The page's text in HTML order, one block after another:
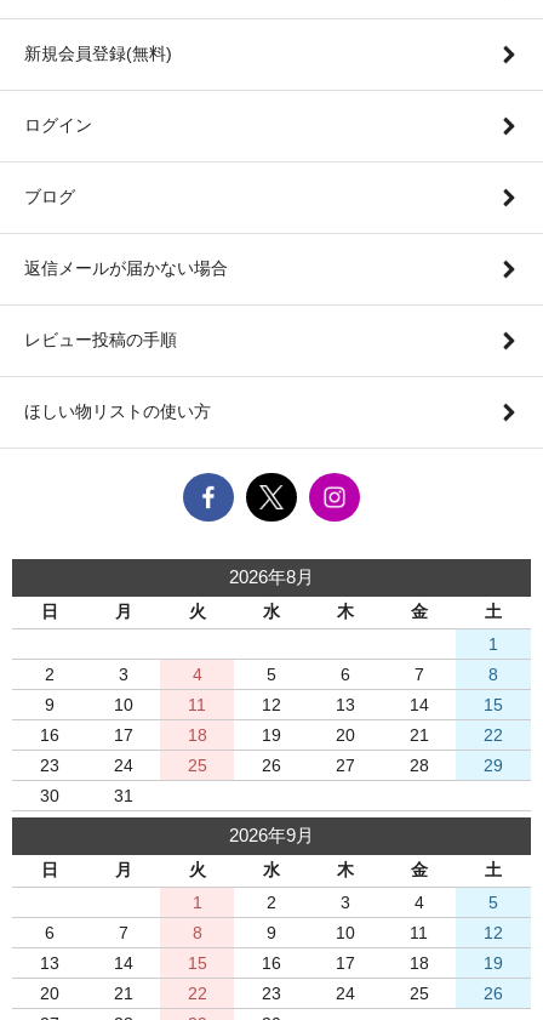
新規会員登録(無料)
ログイン
ブログ
返信メールが届かない場合
レビュー投稿の手順
ほしい物リストの使い方
2026年8月
日 月 火 水 木 金
土
1
2
3 4 5 6 7
8
9
10 11 12 13 14
15
16
17 18 19 20 21
22
23
24 25 26 27 28
29
30
31
2026年9月
日 月 火 水 木 金
土
1
2 3 4
5
6
7 8 9 10 11
12
13
14 15 16 17 18
19
20
21 22 23 24 25
26